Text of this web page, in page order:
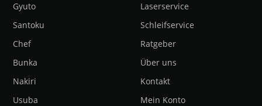
Gyuto
Santoku
Chef
Bunka
Nakiri
Usuba
Laserservice
Schleifservice
Ratgeber
Über uns
Kontakt
Mein Konto